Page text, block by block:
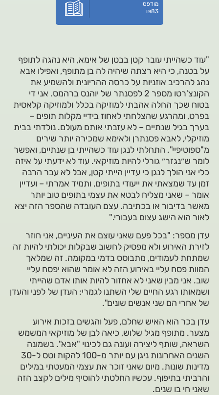
מודפס
₪83
"עוד כשהייתי עובר קטן בבטן של אימא, היא נהגה לתופף
על בטנה, כי היא רצתה שיהיה לה בן מתופף, ואפילו אבא
נהג להרכיב אוזניות על כרסה ההריונית ולהשמיע את
הקונצ'רטו מספר 2 לפסנתר של יוהנס ברהמס. אני די
בטוח שכך החלה אהבתי למוזיקה בכלל ולמוזיקה קלאסית
בפרט, ומהרגע שהצלחתי לאחוז בידיי מקלות תופים –
בערך בגיל שנתיים – לא עזבתי אותם מעולם. נולדתי בבית
מוזיקלי, לאבא פסנתרן ולאימא שמכירה יותר שירים
מ"ספוטיפיי". התחלתי לנגן עוד כשהייתי בן שנתיים, ואפשר
לומר ש״נגזר״ גורלי להיות מוזיקאי. עוד לא ידעתי על איזה
כלי אני הולך לנגן כי עדיין הייתי קטן, אבל לא עבר הרבה
זמן עד שמצאתי את ייעודי בתופים, ותמיד אמרתי – ועדיין
אומר – שאני מצליח לבטא את עצמי בתופים טוב יותר
מאשר בדיבור או בכתיבה. עצם העובדה שהספר הזה יצא
לאור הוא הישג עצום בעבורי."
עדן מספר: "בכל פעם שאני עוצם את העיניים, אני חוזר
לזירת האירוע ולא מפסיק לחשוב שבקלות יכולתי להיות זה
שמתחת לעמודים, מתבוסס בדמי במקומה. זה שמלאך
המוות פסח עליי באירוע הזה לא אומר שהוא יפסח עליי
שוב. אני מבין שאני לא אחזור להיות אותו אדם שהייתי
ושמאותו רגע החיים שלי השתנו לגמרי: העדן של לפני והעדן
של אחרי הם שני אנשים שונים".
עדן בכר הוא האיש שחלם, פעל והגשים בזכות אירוע
מצער. מתופף מגיל שלוש, כיאה לבן של מוזיקאי המשמש
השראה, שותף ליצירה ועונה גם לכינוי "אבא". בשמונה
השנים האחרונות ניגן עם יותר מ-100 להקות וטס ל-30
מדינות שונות. מיום שאני זוכר את עצמי המעטתי במילים
והרביתי בתיפוף. עכשיו החלטתי להוסיף מילים לקצב הזה
שאני חי בו שנים.